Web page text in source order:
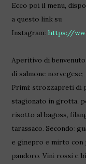
Ecco poi il menu,
a questo link su
Instagram: https://
Aperitivo di
di salmone norvegese;
Primi: strozzapreti di
stagionato in grotta,
risotto al bagoss,
tarassaco. Secondo:
e ginepro e mirto con
pandoro. Vini rossi e